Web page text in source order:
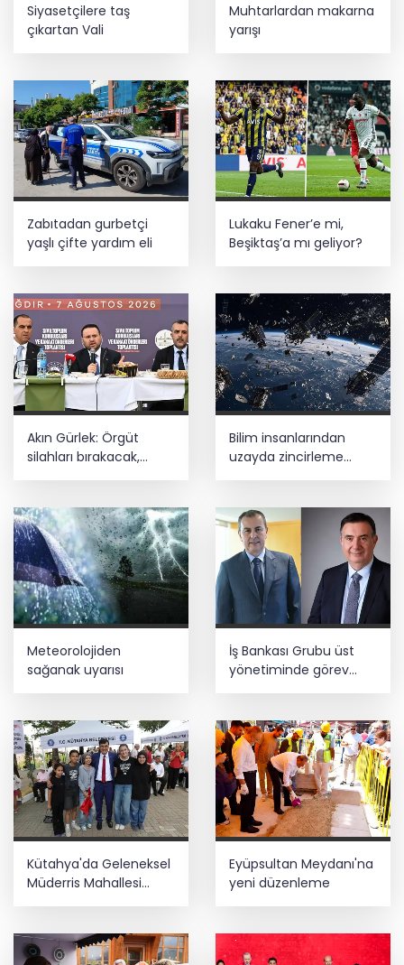
Siyasetçilere taş
çıkartan Vali
Muhtarlardan makarna
yarışı
Zabıtadan gurbetçi
yaşlı çifte yardım eli
Lukaku Fener’e mi,
Beşiktaş’a mı geliyor?
Akın Gürlek: Örgüt
silahları bırakacak,
Bilim insanlarından
uzayda zincirleme
Meteorolojiden
sağanak uyarısı
İş Bankası Grubu üst
yönetiminde görev
Kütahya'da Geleneksel
Müderris Mahallesi
Şenliği coşkusu
Eyüpsultan Meydanı'na
yeni düzenleme